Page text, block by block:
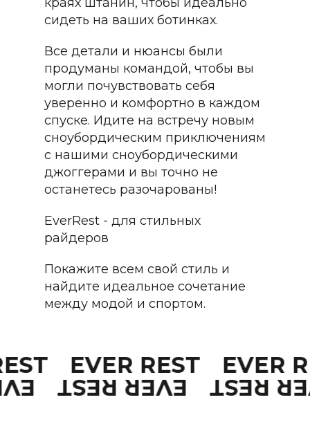
сидеть на ваших ботинках.
Все детали и нюансы были
продуманы командой, чтобы вы
могли почувствовать себя
уверенно и комфортно в каждом
спуске. Идите на встречу новым
сноубордическим приключениям
с нашими сноубордическими
джоггерами и вы точно не
останетесь разочарованы!
EverRest - для стильных
райдеров
Покажите всем свой стиль и
найдите идеальное сочетание
между модой и спортом.
EVER REST
EVER
EVER REST EVER